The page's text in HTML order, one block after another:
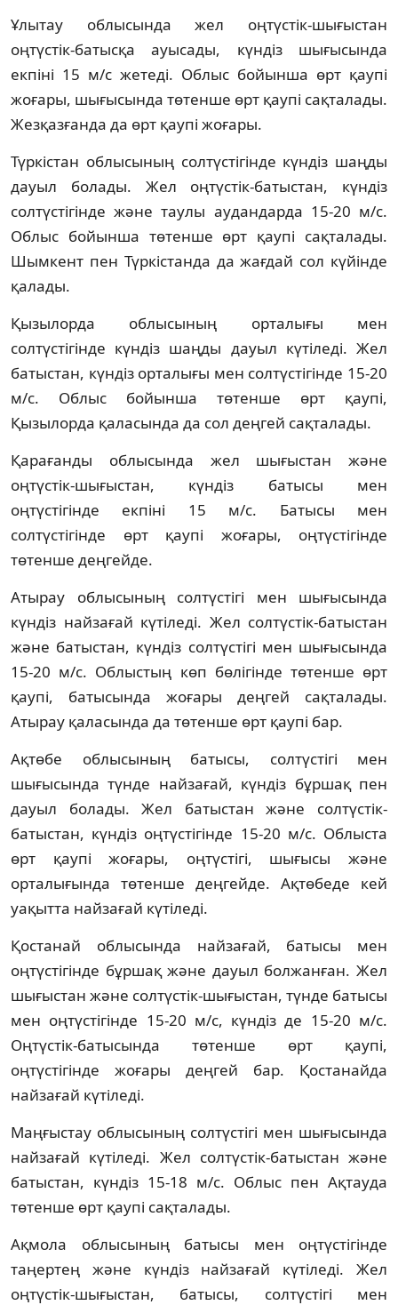
Ұлытау облысында жел оңтүстік-шығыстан
оңтүстік-батысқа ауысады, күндіз шығысында
екпіні 15 м/с жетеді. Облыс бойынша өрт қаупі
жоғары, шығысында төтенше өрт қаупі сақталады.
Жезқазғанда да өрт қаупі жоғары.
Түркістан облысының солтүстігінде күндіз шаңды
дауыл болады. Жел оңтүстік-батыстан, күндіз
солтүстігінде және таулы аудандарда 15-20 м/с.
Облыс бойынша төтенше өрт қаупі сақталады.
Шымкент пен Түркістанда да жағдай сол күйінде
қалады.
Қызылорда облысының орталығы мен
солтүстігінде күндіз шаңды дауыл күтіледі. Жел
батыстан, күндіз орталығы мен солтүстігінде 15-20
м/с. Облыс бойынша төтенше өрт қаупі,
Қызылорда қаласында да сол деңгей сақталады.
Қарағанды облысында жел шығыстан және
оңтүстік-шығыстан, күндіз батысы мен
оңтүстігінде екпіні 15 м/с. Батысы мен
солтүстігінде өрт қаупі жоғары, оңтүстігінде
төтенше деңгейде.
Атырау облысының солтүстігі мен шығысында
күндіз найзағай күтіледі. Жел солтүстік-батыстан
және батыстан, күндіз солтүстігі мен шығысында
15-20 м/с. Облыстың көп бөлігінде төтенше өрт
қаупі, батысында жоғары деңгей сақталады.
Атырау қаласында да төтенше өрт қаупі бар.
Ақтөбе облысының батысы, солтүстігі мен
шығысында түнде найзағай, күндіз бұршақ пен
дауыл болады. Жел батыстан және солтүстік-
батыстан, күндіз оңтүстігінде 15-20 м/с. Облыста
өрт қаупі жоғары, оңтүстігі, шығысы және
орталығында төтенше деңгейде. Ақтөбеде кей
уақытта найзағай күтіледі.
Қостанай облысында найзағай, батысы мен
оңтүстігінде бұршақ және дауыл болжанған. Жел
шығыстан және солтүстік-шығыстан, түнде батысы
мен оңтүстігінде 15-20 м/с, күндіз де 15-20 м/с.
Оңтүстік-батысында төтенше өрт қаупі,
оңтүстігінде жоғары деңгей бар. Қостанайда
найзағай күтіледі.
Маңғыстау облысының солтүстігі мен шығысында
найзағай күтіледі. Жел солтүстік-батыстан және
батыстан, күндіз 15-18 м/с. Облыс пен Ақтауда
төтенше өрт қаупі сақталады.
Ақмола облысының батысы мен оңтүстігінде
таңертең және күндіз найзағай күтіледі. Жел
оңтүстік-шығыстан, батысы, солтүстігі мен